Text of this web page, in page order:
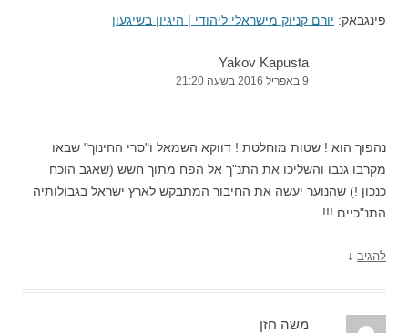
פינגבאק: יורם קניוק מישראלי ליהודי | היגיון בשיגעון
Yakov Kapusta
9 באפריל 2016 בשעה 21:20
נהפוך הוא ! שטות מוחלטת ! דווקא השמאל ו"סרי החינוך" שבאו
מקרבו גנבו והשליכו את התנ"ך אל הפח מתוך חשש (שאגב הוכח
כנכון !) שהנוער יעשה את החיבור המתבקש לארץ ישראל בגבולותיה
התנ"כיים !!!
להגיב ↓
משה חזן